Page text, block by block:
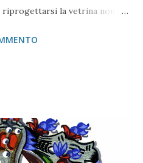
riprogettarsi la vetrina non è